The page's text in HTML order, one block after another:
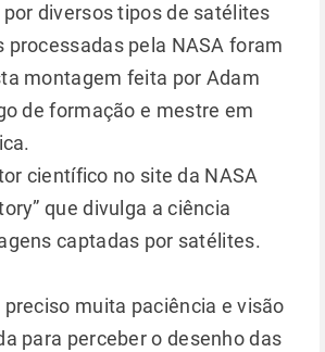
diversos tipos de satélites
processadas pela NASA foram
montagem feita por Adam
de formação e mestre em
científico no site da NASA
que divulga a ciência
captadas por satélites.
muita paciência e visão
para perceber o desenho das